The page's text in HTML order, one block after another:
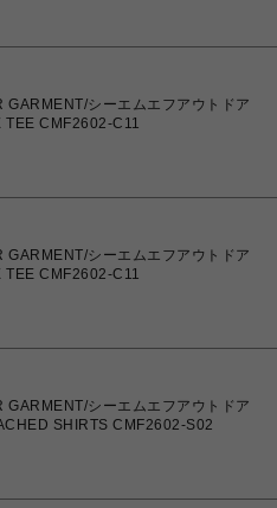
ニーカー メンズ シューズ
GARMENT/シーエムエフアウトドア
TEE CMF2602-C11
GARMENT/シーエムエフアウトドア
TEE CMF2602-C11
GARMENT/シーエムエフアウトドア
SHIRTS CMF2602-S02